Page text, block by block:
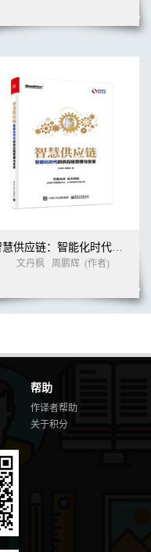
智慧供应链：智能化时代的供应链管理与变革
文丹枫 周鹏辉 (作者)
帮助
作译者帮助
关于积分